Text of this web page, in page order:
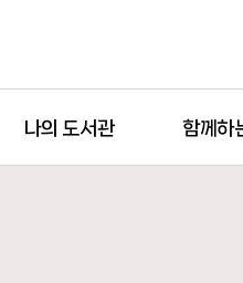
나의 도서관 함께하